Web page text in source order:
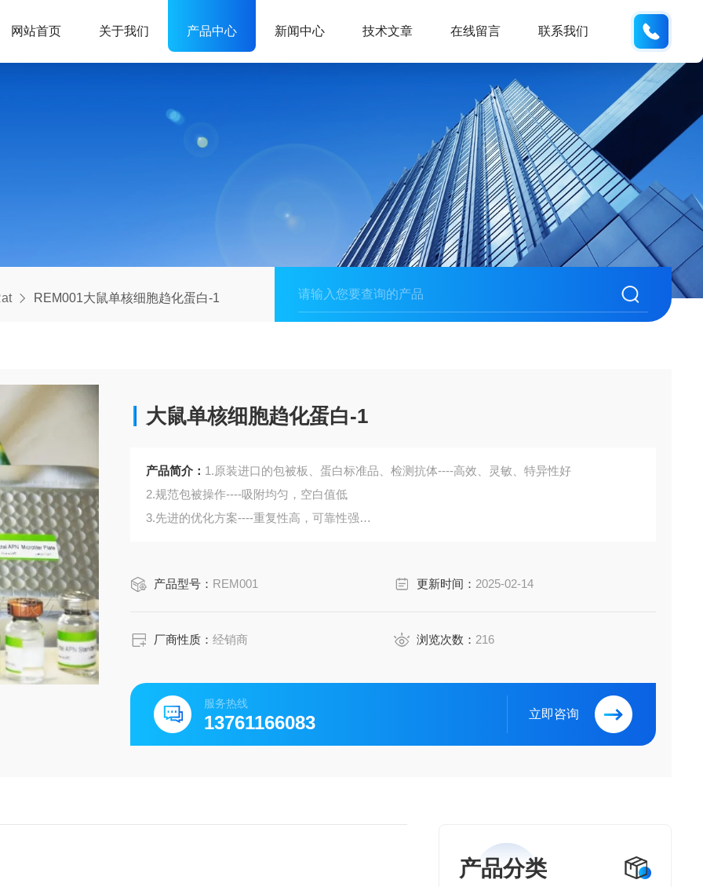
网站首页 关于我们 产品中心 新闻中心 技术文章 在线留言 联系我们
REM001大鼠单核细胞趋化蛋白-1
大鼠单核细胞趋化蛋白-1
产品简介： 1.原装进口的包被板、蛋白标准品、检测抗体----高效、灵敏、特异性好
2.规范包被操作----吸附均匀，空白值低
3.先进的优化方案----重复性高，可靠性强
6.检测指标齐全：炎症因子、血管生成素、动脉粥样硬化因子、趋化因子、生长因子、基质金属
296.购买Bogoo ELISA试剂盒可以免费代测。
产品型号： REM001 更新时间： 2025-02-14
厂商性质：经销商 浏览次数： 216
服务热线
13761166083 立即咨询
产品分类